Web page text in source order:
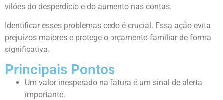
vilões do desperdício e do aumento nas contas.
Identificar esses problemas cedo é crucial. Essa ação evita
prejuízos maiores e protege o orçamento familiar de forma
significativa.
Principais Pontos
Um valor inesperado na fatura é um sinal de alerta
importante.